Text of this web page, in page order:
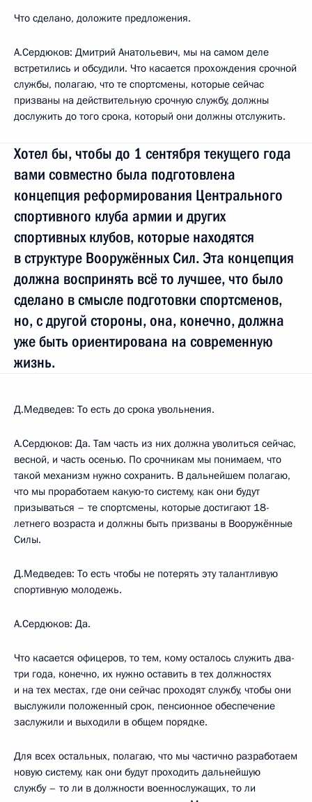
Что сделано, доложите предложения.
А.Сердюков: Дмитрий Анатольевич, мы на самом деле
встретились и обсудили. Что касается прохождения срочной
службы, полагаю, что те спортсмены, которые сейчас
призваны на действительную срочную службу, должны
дослужить до того срока, который они должны отслужить.
Хотел бы, чтобы до 1 сентября текущего года
вами совместно была подготовлена
концепция реформирования Центрального
спортивного клуба армии и других
спортивных клубов, которые находятся
в структуре Вооружённых Сил. Эта концепция
должна воспринять всё то лучшее, что было
сделано в смысле подготовки спортсменов,
но, с другой стороны, она, конечно, должна
уже быть ориентирована на современную
жизнь.
Д.Медведев: То есть до срока увольнения.
А.Сердюков: Да. Там часть из них должна уволиться сейчас,
весной, и часть осенью. По срочникам мы понимаем, что
такой механизм нужно сохранить. В дальнейшем полагаю,
что мы проработаем какую‑то систему, как они будут
призываться – те спортсмены, которые достигают 18-
летнего возраста и должны быть призваны в Вооружённые
Силы.
Д.Медведев: То есть чтобы не потерять эту талантливую
спортивную молодежь.
А.Сердюков: Да.
Что касается офицеров, то тем, кому осталось служить два-
три года, конечно, их нужно оставить в тех должностях
и на тех местах, где они сейчас проходят службу, чтобы они
выслужили положенный срок, пенсионное обеспечение
заслужили и выходили в общем порядке.
Для всех остальных, полагаю, что мы частично разработаем
новую систему, как они будут проходить дальнейшую
службу – то ли в должности военнослужащих, то ли